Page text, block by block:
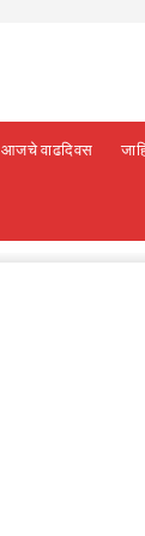
आजचे वाढदिवस